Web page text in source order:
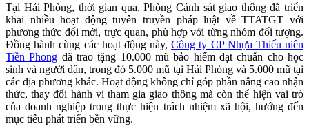
Tại Hải Phòng, thời gian qua, Phòng Cảnh sát giao thông đã triển
khai nhiều hoạt động tuyên truyền pháp luật về TTATGT với
phương thức đổi mới, trực quan, phù hợp với từng nhóm đối tượng.
Đồng hành cùng các hoạt động này,Công ty CP Nhựa Thiếu niên
Tiền Phong đã trao tặng 10.000 mũ bảo hiểm đạt chuẩn cho học
sinh và người dân, trong đó 5.000 mũ tại Hải Phòng và 5.000 mũ tại
các địa phương khác. Hoạt động không chỉ góp phần nâng cao nhận
thức, thay đổi hành vi tham gia giao thông mà còn thể hiện vai trò
của doanh nghiệp trong thực hiện trách nhiệm xã hội, hướng đến
mục tiêu phát triển bền vững.